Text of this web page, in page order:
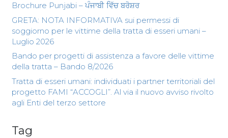
Brochure Punjabi – ਪੰਜਾਬੀ ਵਿੱਚ ਬਰੋਸ਼ਰ
GRETA: NOTA INFORMATIVA sui permessi di
soggiorno per le vittime della tratta di esseri umani –
Luglio 2026
Bando per progetti di assistenza a favore delle vittime
della tratta – Bando 8/2026
Tratta di esseri umani: individuati i partner territoriali del
progetto FAMI “ACCOGLI”. Al via il nuovo avviso rivolto
agli Enti del terzo settore
Tag